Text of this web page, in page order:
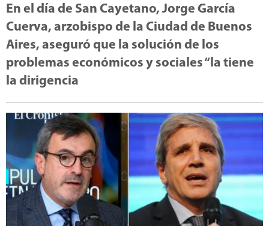
En el día de San Cayetano, Jorge García
Cuerva, arzobispo de la Ciudad de Buenos
Aires, aseguró que la solución de los
problemas económicos y sociales “la tiene
la dirigencia